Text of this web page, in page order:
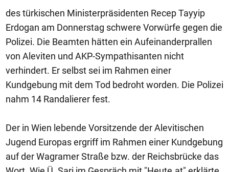
des türkischen Ministerpräsidenten Recep Tayyip
Erdogan am Donnerstag schwere Vorwürfe gegen die
Polizei. Die Beamten hätten ein Aufeinanderprallen
von Aleviten und AKP-Sympathisanten nicht
verhindert. Er selbst sei im Rahmen einer
Kundgebung mit dem Tod bedroht worden. Die Polizei
nahm 14 Randalierer fest.
Der in Wien lebende Vorsitzende der Alevitischen
Jugend Europas ergriff im Rahmen einer Kundgebung
auf der Wagramer Straße bzw. der Reichsbrücke das